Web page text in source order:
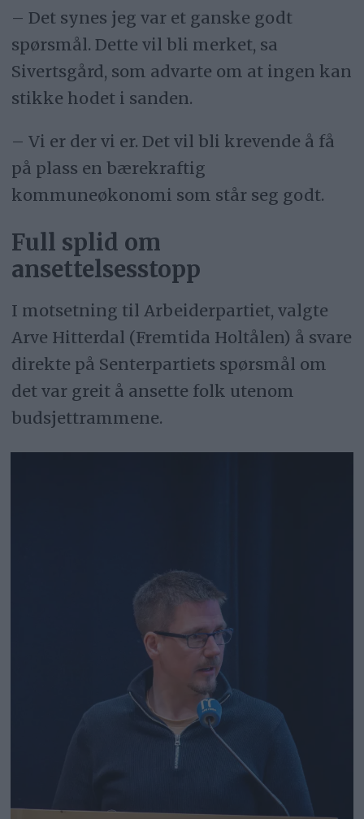
– Det synes jeg var et ganske godt
spørsmål. Dette vil bli merket, sa
Sivertsgård, som advarte om at ingen kan
stikke hodet i sanden.
– Vi er der vi er. Det vil bli krevende å få
på plass en bærekraftig
kommuneøkonomi som står seg godt.
Full splid om
ansettelsesstopp
I motsetning til Arbeiderpartiet, valgte
Arve Hitterdal (Fremtida Holtålen) å svare
direkte på Senterpartiets spørsmål om
det var greit å ansette folk utenom
budsjettrammene.